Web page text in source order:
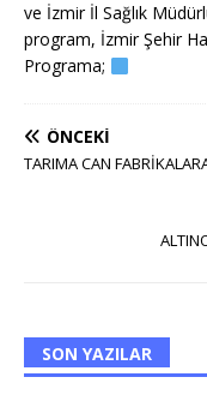
ve İzmir İl Sağlık
program, İzmir Şehir
Programa;
ÖNCEKI
TARIMA CAN
SON YAZILAR